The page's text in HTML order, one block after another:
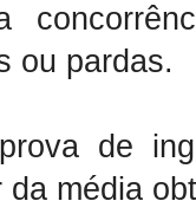
ou pardas.
de
média